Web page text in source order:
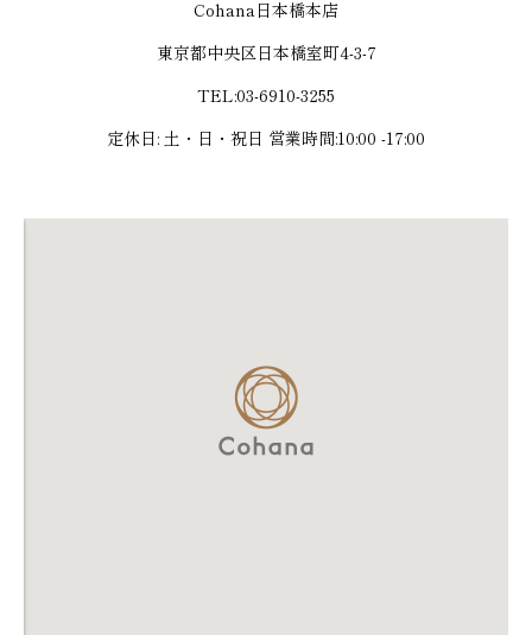
Cohana日本橋本店
東京都中央区日本橋室町4-3-7
TEL:03-6910-3255​
定休日: 土・日・祝日 営業時間:10:00 -17:00